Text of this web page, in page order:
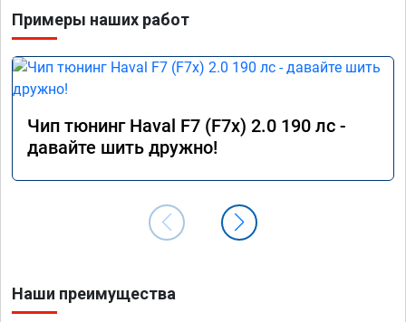
Примеры наших работ
Чип тюнинг Haval F7 (F7x) 2.0 190 лс -
давайте шить дружно!
Наши преимущества